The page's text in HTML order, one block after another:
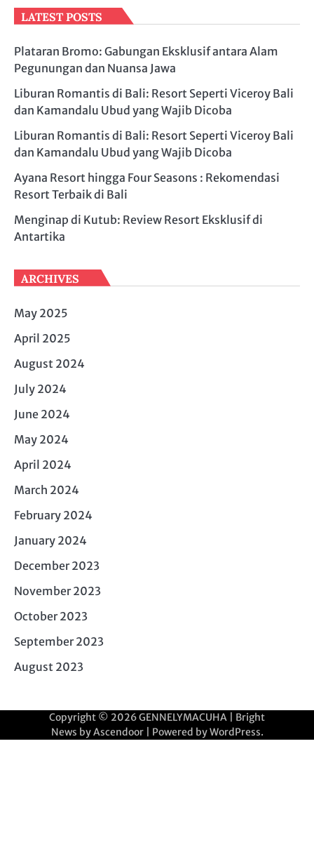
LATEST POSTS
Plataran Bromo: Gabungan Eksklusif antara Alam
Pegunungan dan Nuansa Jawa
Liburan Romantis di Bali: Resort Seperti Viceroy Bali
dan Kamandalu Ubud yang Wajib Dicoba
Liburan Romantis di Bali: Resort Seperti Viceroy Bali
dan Kamandalu Ubud yang Wajib Dicoba
Ayana Resort hingga Four Seasons : Rekomendasi
Resort Terbaik di Bali
Menginap di Kutub: Review Resort Eksklusif di
Antartika
ARCHIVES
May 2025
April 2025
August 2024
July 2024
June 2024
May 2024
April 2024
March 2024
February 2024
January 2024
December 2023
November 2023
October 2023
September 2023
August 2023
Copyright © 2026GENNELYMACUHA | Bright
News byAscendoor| Powered byWordPress.